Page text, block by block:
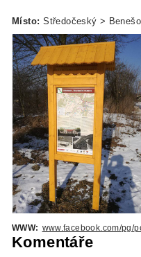
Místo: Středočeský >
WWW: www.facebook.com/pg/
Komentáře